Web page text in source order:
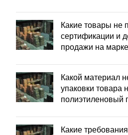
Какие товары не
сертификации и
продажи на
Какой материал
упаковки товара
полиэтиленовый
Какие